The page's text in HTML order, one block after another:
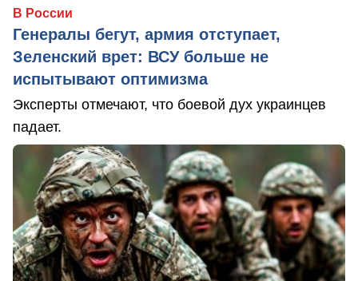
В России
Генералы бегут, армия отступает,
Зеленский врет: ВСУ больше не
испытывают оптимизма
Эксперты отмечают, что боевой дух украинцев
падает.